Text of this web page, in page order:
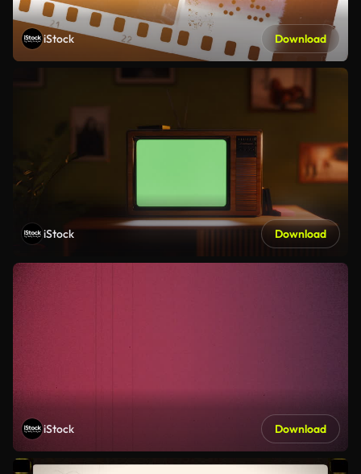
iStock Download
iStock Download
iStock Download